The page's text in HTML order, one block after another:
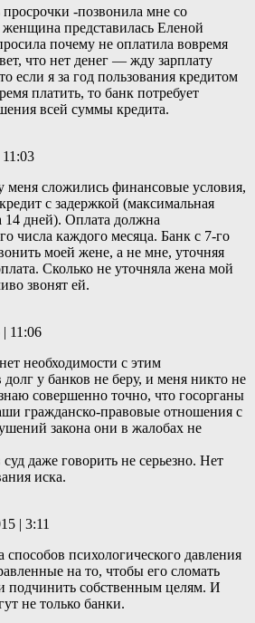
-позвонила мне со
представилась Еленой
почему не оплатила вовремя
что нет денег — жду зарплату
если я за год пользования кредитом
платить, то банк потребует
всей суммы кредита.
меня сложились финансовые условия,
с задержкой (максимальная
14 дней). Оплата должна
числа каждого месяца. Банк с 7-го
моей жене, а не мне, уточняя
Сколько не уточняла жена мой
звонят ей.
11:06
необходимости с этим
долг у банков не беру, и меня никто не
совершенно точно, что госорганы
гражданско-правовые отношения с
закона они в жалобах не
даже говорить не серьезно. Нет
иска.
| 3:11
способов психологического давления
на то, чтобы его сломать
подчинить собственным целям. И
не только банки.